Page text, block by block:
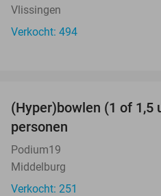
Vlissingen
Verkocht: 494
(Hyper)bowlen (1 of 1,5
personen
Podium19
Middelburg
Verkocht: 251